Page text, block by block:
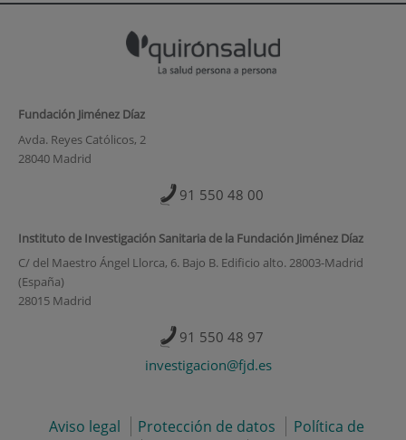
Fundación Jiménez Díaz
Avda. Reyes Católicos, 2
28040 Madrid
91 550 48 00
Instituto de Investigación Sanitaria de la Fundación Jiménez Díaz
C/ del Maestro Ángel Llorca, 6. Bajo B. Edificio alto. 28003-Madrid
(España)
28015 Madrid
91 550 48 97
investigacion@fjd.es
Aviso legal Protección de datos
Política de